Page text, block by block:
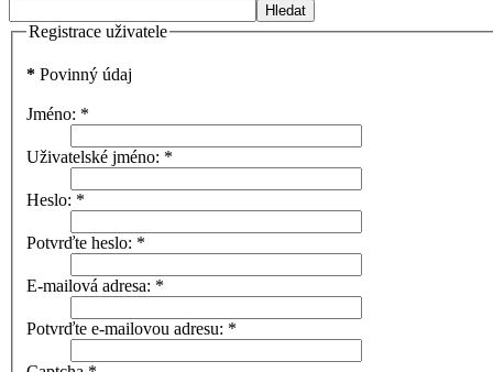
Hledat
Registrace uživatele
* Povinný údaj
Jméno: *
Uživatelské jméno: *
Heslo: *
Potvrďte heslo: *
E-mailová adresa: *
Potvrďte e-mailovou adresu: *